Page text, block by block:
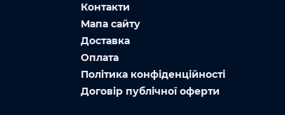
Контакти
Мапа сайту
Доставка
Оплата
Політика конфіденційності
Договір публічної оферти